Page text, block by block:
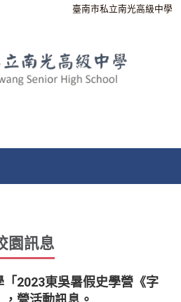
臺南市私立南光高級中學
園訊息
「2023東吳暑假史學營《字